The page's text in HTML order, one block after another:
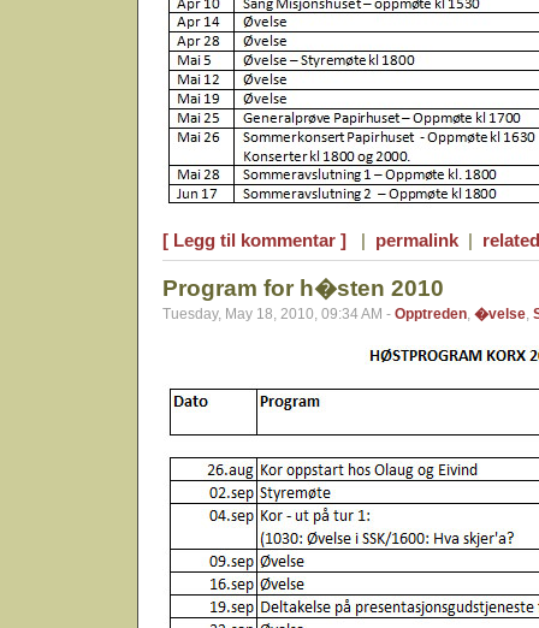
[ Legg til kommentar ] | permalink |
Program for h�sten 2010
Tuesday, May 18, 2010, 09:34 AM - Opptreden, �velse,